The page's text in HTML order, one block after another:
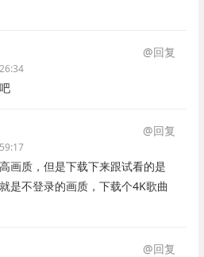
@回复
@回复
画质，但是下载下来跟试看的是
是不登录的画质，下载个4K歌曲
@回复